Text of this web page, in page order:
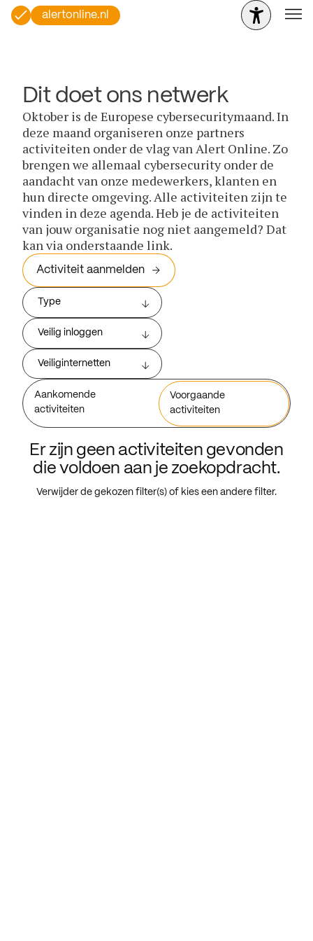
alertonline.nl
Dit doet ons netwerk
Oktober is de Europese cybersecuritymaand. In
deze maand organiseren onze partners
activiteiten onder de vlag van Alert Online. Zo
brengen we allemaal cybersecurity onder de
aandacht van onze medewerkers, klanten en
hun directe omgeving. Alle activiteiten zijn te
vinden in deze agenda. Heb je de activiteiten
van jouw organisatie nog niet aangemeld? Dat
kan via onderstaande link.
Activiteit aanmelden
Type
Veilig inloggen
Veiliginternetten
Aankomende
activiteiten
Voorgaande
activiteiten
Er zijn geen activiteiten gevonden
die voldoen aan je zoekopdracht.
Verwijder de gekozen filter(s) of kies een andere filter.